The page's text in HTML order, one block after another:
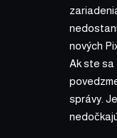
nových
Ak ste sa
správy.